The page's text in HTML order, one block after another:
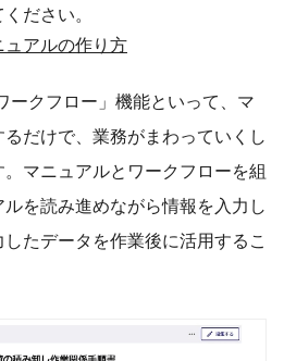
ださい。
アルの作り方
クフロー」機能といって、マ
だけで、業務がまわっていくし
マニュアルとワークフローを組
を読み進めながら情報を入力し
たデータを作業後に活用するこ